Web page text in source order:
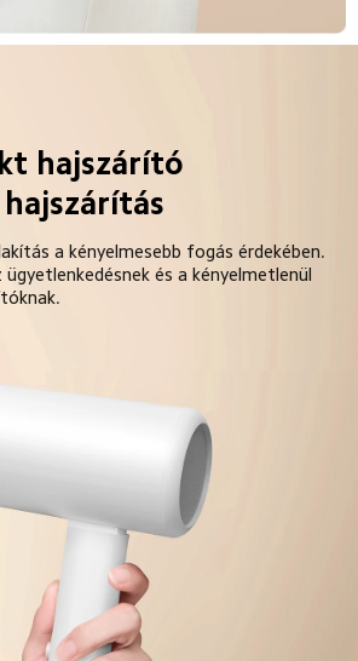
hajszárító
a kényelmesebb fogás érdekében.
ügyetlenkedésnek és a kényelmetlenül